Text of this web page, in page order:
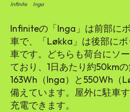
Infinite Inga
Infiniteの「Inga」は前部に
車で、「Løkka」は後部に
車です。どちらも荷台にソ
ており、1日あたり約50km
163Wh（Inga）と550Wh（
備えています。屋外に駐車
充電できます。